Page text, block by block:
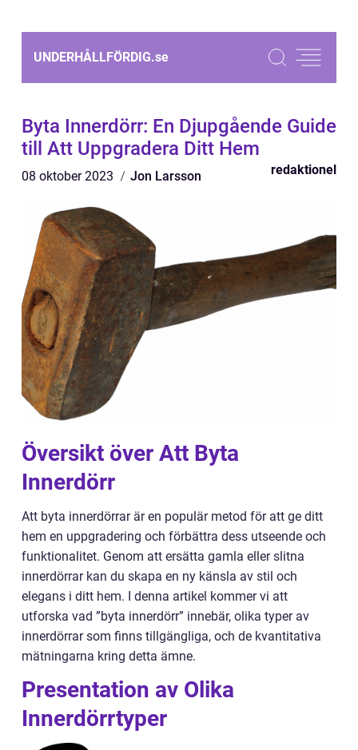
UNDERHÅLLFÖRDIG.se
Byta Innerdörr: En Djupgående Guide
till Att Uppgradera Ditt Hem
08 oktober 2023 Jon Larsson redaktionel
Översikt över Att Byta
Innerdörr
Att byta innerdörrar är en populär metod för att ge ditt
hem en uppgradering och förbättra dess utseende och
funktionalitet. Genom att ersätta gamla eller slitna
innerdörrar kan du skapa en ny känsla av stil och
elegans i ditt hem. I denna artikel kommer vi att
utforska vad ”byta innerdörr” innebär, olika typer av
innerdörrar som finns tillgängliga, och de kvantitativa
mätningarna kring detta ämne.
Presentation av Olika
Innerdörrtyper